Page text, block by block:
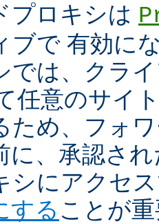
プロキシは
ブで 有効に
では、クラ
任意のサイ
ため、フォ
に、承認さ
シにアクセ
する ことが